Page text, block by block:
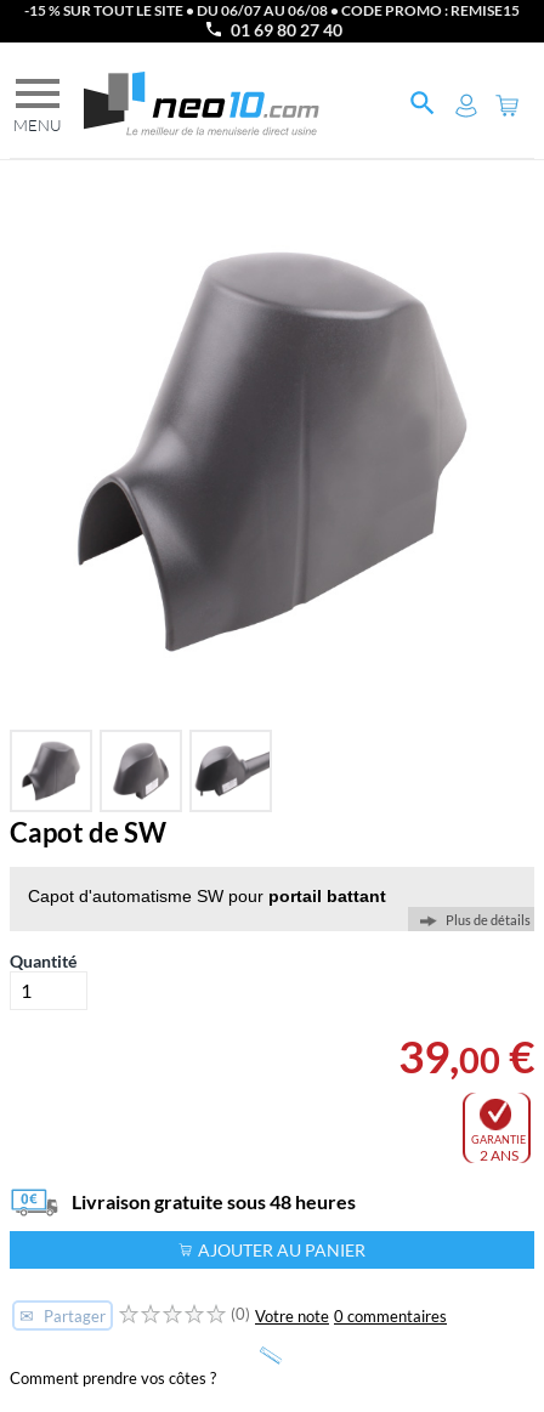
-15 % SUR TOUT LE SITE • DU 06/07 AU 06/08 • CODE PROMO : REMISE15
01 69 80 27 40
Capot de SW
Capot d'automatisme SW pour portail battant
Plus de détails
Quantité
39,00 €
GARANTIE
2 ANS
Livraison gratuite sous 48 heures
AJOUTER AU PANIER
✉ Partager (0) Votre note 0 commentaires
Comment prendre vos côtes ?